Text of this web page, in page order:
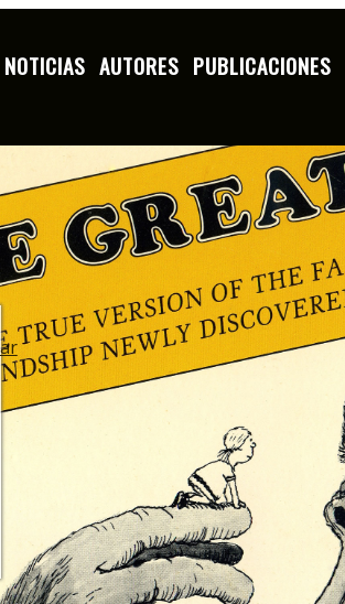
NOTICIAS AUTORES PUBLICACIONES